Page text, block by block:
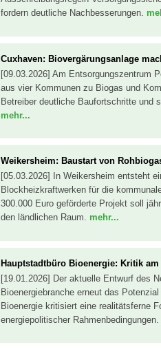
fordern deutliche Nachbesserungen.
Cuxhaven: Biovergärungsanlage
[09.03.2026] Am Entsorgungszentrum
aus vier Kommunen zu Biogas und
Betreiber deutliche Baufortschritte und
mehr...
Weikersheim: Baustart von
[05.03.2026] In Weikersheim entsteht
Blockheizkraftwerken für die
300.000 Euro geförderte Projekt soll
den ländlichen Raum. mehr...
Hauptstadtbüro Bioenergie: Kritik
[19.01.2026] Der aktuelle Entwurf des
Bioenergiebranche erneut das
Bioenergie kritisiert eine realitätsferne
energiepolitischer Rahmenbedingungen.